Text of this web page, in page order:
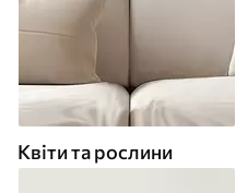
Квіти та рослини